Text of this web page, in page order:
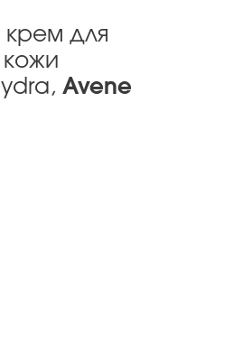
для
Avene